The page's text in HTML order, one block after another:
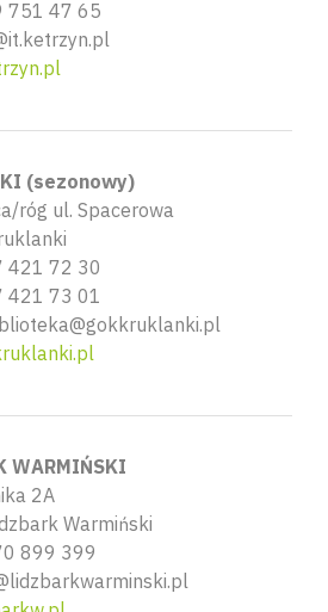
751 47 65
(sezonowy)
róg ul. Spacerowa
421 72 30
421 73 01
WARMIŃSKI
2A
Warmiński
899 399